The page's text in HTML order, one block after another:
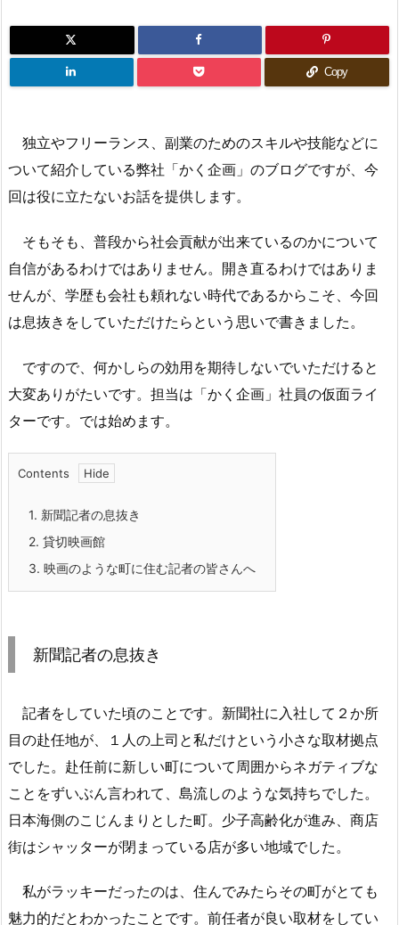
Copy
独立やフリーランス、副業のためのスキルや技能などに
ついて紹介している弊社「かく企画」のブログですが、今
回は役に立たないお話を提供します。
そもそも、普段から社会貢献が出来ているのかについて
自信があるわけではありません。開き直るわけではありま
せんが、学歴も会社も頼れない時代であるからこそ、今回
は息抜きをしていただけたらという思いで書きました。
ですので、何かしらの効用を期待しないでいただけると
大変ありがたいです。担当は「かく企画」社員の仮面ライ
ターです。では始めます。
Contents
1. 新聞記者の息抜き
2. 貸切映画館
3. 映画のような町に住む記者の皆さんへ
新聞記者の息抜き
記者をしていた頃のことです。新聞社に入社して２か所
目の赴任地が、１人の上司と私だけという小さな取材拠点
でした。赴任前に新しい町について周囲からネガティブな
ことをずいぶん言われて、島流しのような気持ちでした。
日本海側のこじんまりとした町。少子高齢化が進み、商店
街はシャッターが閉まっている店が多い地域でした。
私がラッキーだったのは、住んでみたらその町がとても
魅力的だとわかったことです。前任者が良い取材をしてい